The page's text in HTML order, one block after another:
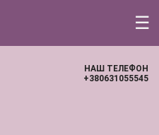
☰
НАШ ТЕЛЕФОН
+380631055545